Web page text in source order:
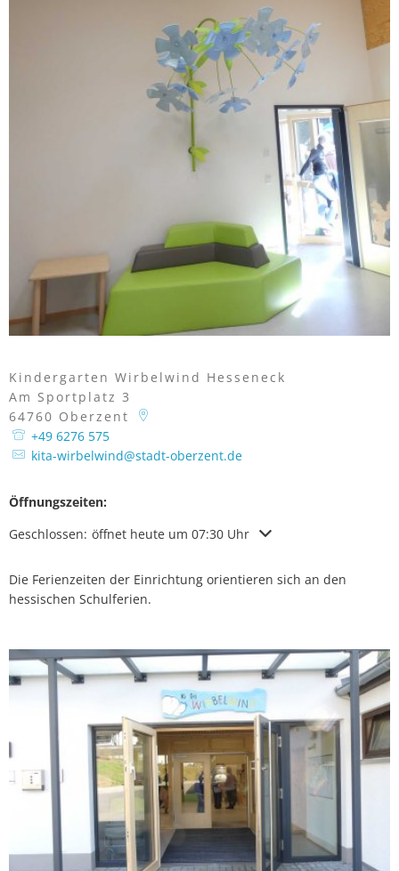
Kindergarten Wirbelwind Hesseneck
Am Sportplatz 3
64760 Oberzent
+49 6276 575
kita-wirbelwind@stadt-oberzent.de
Öffnungszeiten:
Klicken, um weitere Öffnungs- oder Schließzeiten auszublenden
Geschlossen: öffnet heute um 07:30 Uhr
Die Ferienzeiten der Einrichtung orientieren sich an den
hessischen Schulferien.